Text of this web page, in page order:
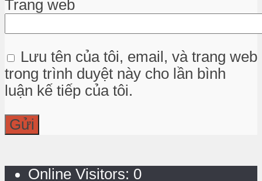
Trang web
Lưu tên của tôi, email, và trang web
trong trình duyệt này cho lần bình
luận kế tiếp của tôi.
Online Visitors: 0